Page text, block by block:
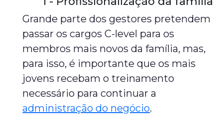
Grande parte dos gestores pretendem
passar os cargos C-level para os
membros mais novos da família, mas,
para isso, é importante que os mais
jovens recebam o treinamento
necessário para continuar a
administração do negócio.